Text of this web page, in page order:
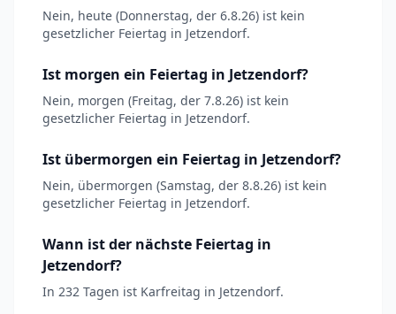
Nein, heute (Donnerstag, der 6.8.26) ist kein
gesetzlicher Feiertag in Jetzendorf.
Ist morgen ein Feiertag in Jetzendorf?
Nein, morgen (Freitag, der 7.8.26) ist kein
gesetzlicher Feiertag in Jetzendorf.
Ist übermorgen ein Feiertag in Jetzendorf?
Nein, übermorgen (Samstag, der 8.8.26) ist kein
gesetzlicher Feiertag in Jetzendorf.
Wann ist der nächste Feiertag in
Jetzendorf?
In 232 Tagen ist Karfreitag in Jetzendorf.